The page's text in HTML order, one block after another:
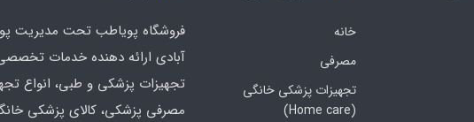
خانه
مصرفی
تجهیزات پزشکی خانگی
(Home care)
فروشگاه پویاطب تحت مدیریت
آبادی ارائه دهنده خدمات
تجهیزات پزشکی و طبی، انواع
مصرفی پزشکی، کالای پزشکی